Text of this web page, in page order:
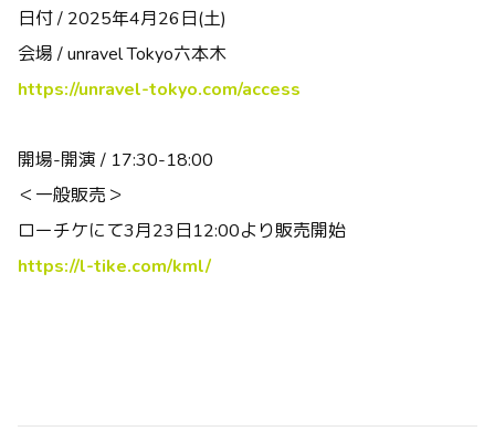
日付 / 2025年4月26日(土)
会場 / unravel Tokyo六本木
https://unravel-tokyo.com/access
開場-開演 / 17:30-18:00
＜一般販売＞
ローチケにて3月23日12:00より販売開始
https://l-tike.com/kml/